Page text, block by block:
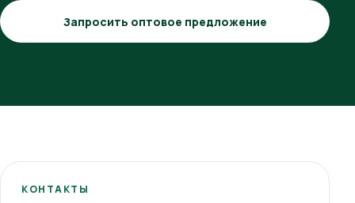
Запросить оптовое предложение
КОНТАКТЫ